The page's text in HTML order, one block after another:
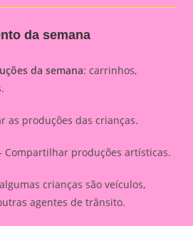
da semana
da semana: carrinhos,
as produções das crianças.
Compartilhar produções artísticas.
crianças são veículos,
agentes de trânsito.